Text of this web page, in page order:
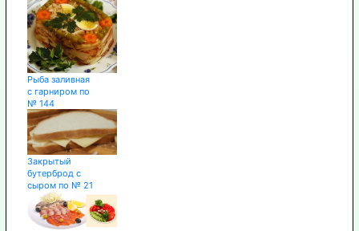
Рыба заливная
с гарниром по
№ 144
Закрытый
бутерброд с
сыром по № 21